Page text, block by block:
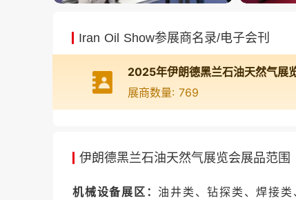
Iran Oil Show参展商名录/电子会刊
展商数量: 769
伊朗德黑兰石油天然气展览会展品范围
机械设备展区： 油井类、钻探类、焊接